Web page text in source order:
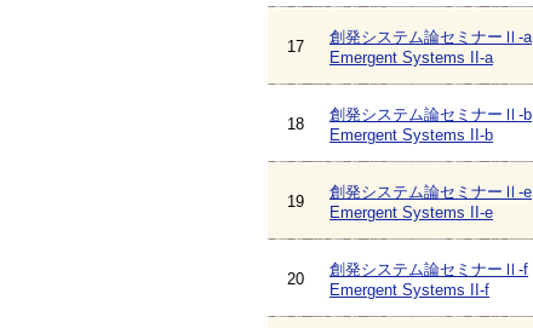
17
創発システム論セミナーⅡ-a
Emergent Systems II-a
18
創発システム論セミナーⅡ-b
Emergent Systems II-b
19
創発システム論セミナーⅡ-e
Emergent Systems II-e
20
創発システム論セミナーⅡ-f
Emergent Systems II-f